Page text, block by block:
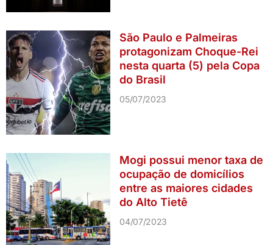
São Paulo e Palmeiras
protagonizam Choque-Rei
nesta quarta (5) pela Copa
do Brasil
05/07/2023
Mogi possui menor taxa de
ocupação de domicílios
entre as maiores cidades
do Alto Tietê
04/07/2023